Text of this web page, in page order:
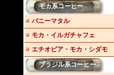
モカ系コーヒー
バニーマタル
モカ・イルガチャフェ
エチオピア・モカ・シダモ
ブラジル系コーヒー